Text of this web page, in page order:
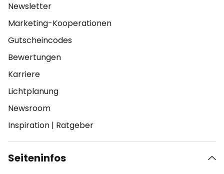
Newsletter
Marketing-Kooperationen
Gutscheincodes
Bewertungen
Karriere
Lichtplanung
Newsroom
Inspiration | Ratgeber
Seiteninfos